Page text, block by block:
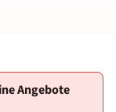
Angebote